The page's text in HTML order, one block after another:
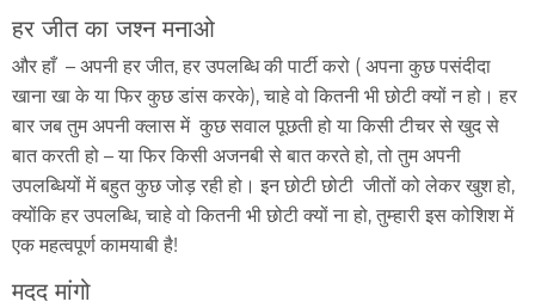
हर जीत का जश्न मनाओ
और हाँ – अपनी हर जीत, हर उपलब्धि की पार्टी करो ( अपना कुछ पसंदीदा
खाना खा के या फिर कुछ डांस करके), चाहे वो कितनी भी छोटी क्यों न हो। हर
बार जब तुम अपनी क्लास में कुछ सवाल पूछती हो या किसी टीचर से खुद से
बात करती हो – या फिर किसी अजनबी से बात करते हो, तो तुम अपनी
उपलब्धियों में बहुत कुछ जोड़ रही हो। इन छोटी छोटी जीतों को लेकर खुश हो,
क्योंकि हर उपलब्धि, चाहे वो कितनी भी छोटी क्यों ना हो, तुम्हारी इस कोशिश में
एक महत्वपूर्ण कामयाबी है!
मदद मांगो